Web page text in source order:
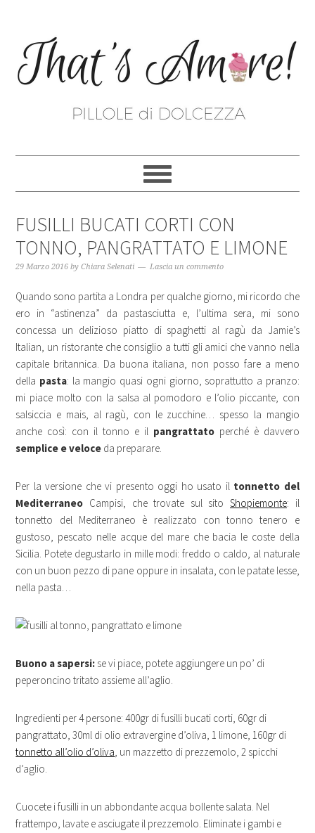
FUSILLI BUCATI CORTI CON
TONNO, PANGRATTATO E LIMONE
29 Marzo 2016 byChiara Selenati Lascia un commento
Quando sono partita a Londra per qualche giorno, mi ricordo che
ero in “astinenza” da pastasciutta e, l’ultima sera, mi sono
concessa un delizioso piatto di spaghetti al ragù da Jamie’s
Italian, un ristorante che consiglio a tutti gli amici che vanno nella
capitale britannica. Da buona italiana, non posso fare a meno
della pasta: la mangio quasi ogni giorno, soprattutto a pranzo:
mi piace molto con la salsa al pomodoro e l’olio piccante, con
salsiccia e mais, al ragù, con le zucchine… spesso la mangio
anche così: con il tonno e il pangrattatoperché è davvero
semplice e veloce da preparare.
Per la versione che vi presento oggi ho usato il tonnetto del
Mediterraneo Campisi, che trovate sul sitoShopiemonte: il
tonnetto del Mediterraneo è realizzato con tonno tenero e
gustoso, pescato nelle acque del mare che bacia le coste della
Sicilia. Potete degustarlo in mille modi: freddo o caldo, al naturale
con un buon pezzo di pane oppure in insalata, con le patate lesse,
nella pasta…
Buono a sapersi: se vi piace, potete aggiungere un po’ di
peperoncino tritato assieme all’aglio.
Ingredienti per 4 persone: 400gr di fusilli bucati corti, 60gr di
pangrattato, 30ml di olio extravergine d’oliva, 1 limone, 160gr di
tonnetto all’olio d’oliva, un mazzetto di prezzemolo, 2 spicchi
d’aglio.
Cuocete i fusilli in un abbondante acqua bollente salata. Nel
frattempo, lavate e asciugate il prezzemolo. Eliminate i gambi e